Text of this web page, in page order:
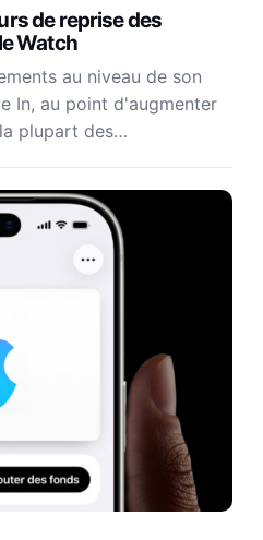
de reprise des
Watch
au niveau de son
In, au point d'augmenter
plupart des…